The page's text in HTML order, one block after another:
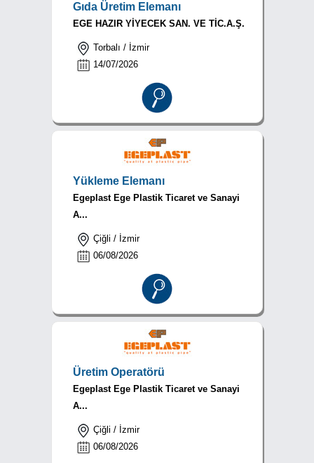
Gıda Üretim Elemanı
EGE HAZIR YİYECEK SAN. VE TİC.A.Ş.
Torbalı / İzmir
14/07/2026
Yükleme Elemanı
Egeplast Ege Plastik Ticaret ve Sanayi
A...
Çiğli / İzmir
06/08/2026
Üretim Operatörü
Egeplast Ege Plastik Ticaret ve Sanayi
A...
Çiğli / İzmir
06/08/2026